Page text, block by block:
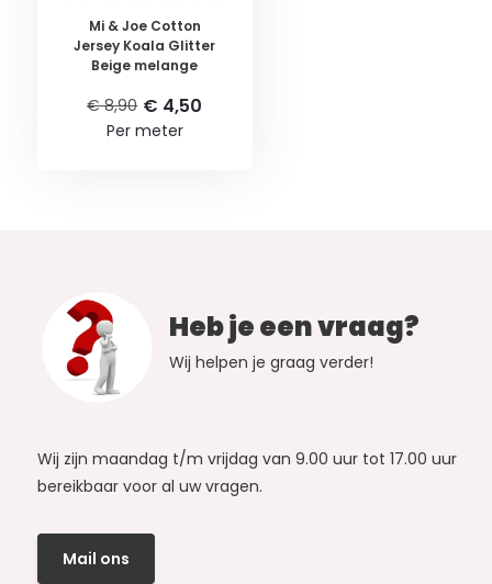
Mi & Joe Cotton
Jersey Koala Glitter
Beige melange
€ 8,90 € 4,50
Per meter
Heb je een vraag?
Wij helpen je graag verder!
Wij zijn maandag t/m vrijdag van 9.00 uur tot 17.00 uur
bereikbaar voor al uw vragen.
Mail ons